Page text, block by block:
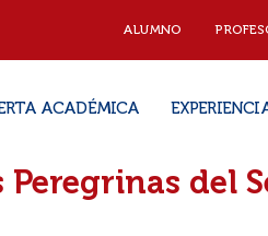
ALUMNO
ACADÉMICA
Peregrinas del